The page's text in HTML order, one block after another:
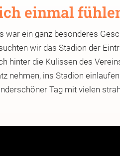
einmal
war ein ganz besonderes
wir das Stadion der
hinter die Kulissen des
nehmen, ins Stadion
Tag mit vielen